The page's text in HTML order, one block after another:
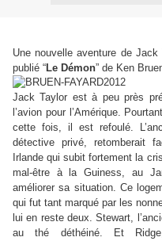
Une nouvelle aventure de Jack
publié “Le Démon” de Ken
Jack Taylor est à peu près
l’avion pour l’Amérique.
cette fois, il est refoulé.
détective privé, retomberait
Irlande qui subit fortement la
mal-être à la Guiness, au
améliorer sa situation. Ce
qui fut tant marqué par les
lui en reste deux. Stewart,
au thé déthéiné. Et Ridge,